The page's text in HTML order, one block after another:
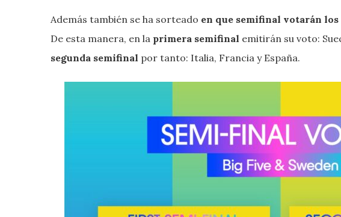
Además también se ha sorteado en que semifinal votarán los
De esta manera, en la primera semifinal emitirán su voto:
segunda semifinal por tanto: Italia, Francia y España.